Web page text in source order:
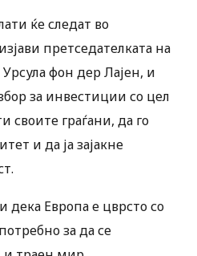
ќе следат во
претседателката на
фон дер Лајен, и
за инвестиции со цел
своите граѓани, да го
и да ја зајакне
дека Европа е цврсто со
за да се